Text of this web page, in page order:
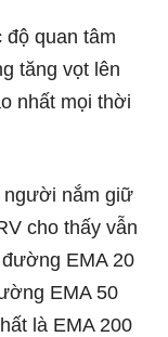
độ quan tâm
tăng vọt lên
nhất mọi thời
người nắm giữ
cho thấy vẫn
EMA 20
EMA 50
là EMA 200